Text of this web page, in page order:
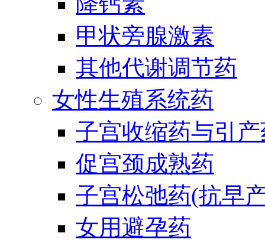
甲状旁腺激素
其他代谢调节药
女性生殖系统药
子宫收缩药与引
促宫颈成熟药
子宫松弛药(抗早
女用避孕药